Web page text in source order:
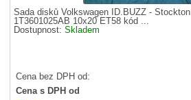
Sada disků Volkswagen ID.BUZZ -
1T3601025AB 10x20 ET58 kód ...
Dostupnost:Skladem
Cena bez DPH od:
Cena s DPH od